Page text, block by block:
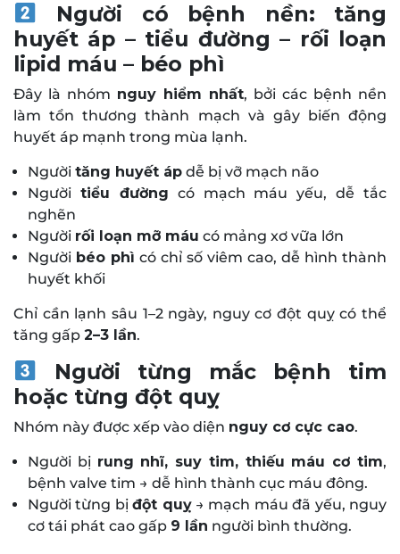
Người có bệnh nền: tăng
huyết áp – tiểu đường – rối loạn
lipid máu – béo phì
Đây là nhóm nguy hiểm nhất, bởi các bệnh nền
làm tổn thương thành mạch và gây biến động
huyết áp mạnh trong mùa lạnh.
Người tăng huyết áp dễ bị vỡ mạch não
Người tiểu đường có mạch máu yếu, dễ tắc
nghẽn
Người rối loạn mỡ máu có mảng xơ vữa lớn
Người béo phì có chỉ số viêm cao, dễ hình thành
huyết khối
Chỉ cần lạnh sâu 1–2 ngày, nguy cơ đột quỵ có thể
tăng gấp 2–3 lần.
Người từng mắc bệnh tim
hoặc từng đột quỵ
Nhóm này được xếp vào diện nguy cơ cực cao.
Người bị rung nhĩ, suy tim, thiếu máu cơ tim,
bệnh valve tim → dễ hình thành cục máu đông.
Người từng bịđột quỵ→ mạch máu đã yếu, nguy
cơ tái phát cao gấp 9 lần người bình thường.